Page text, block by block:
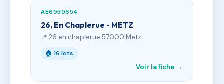
AE6959654
26, En Chaplerue - METZ
📍 26 en chaplerue 57000 Metz
🏠 16 lots
Voir la fiche →